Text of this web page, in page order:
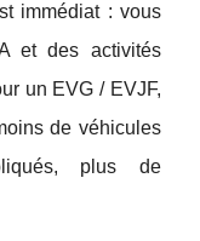
immédiat : vous
et des activités
un EVG / EVJF,
de véhicules
plus de